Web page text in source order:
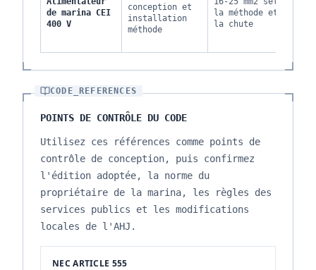
de marina CEI
400 V
conception et
installation
méthode
la méthode et
la chute
CODE_REFERENCES
POINTS DE CONTRÔLE DU CODE
Utilisez ces références comme points de
contrôle de conception, puis confirmez
l'édition adoptée, la norme du
propriétaire de la marina, les règles des
services publics et les modifications
locales de l'AHJ.
NEC ARTICLE 555